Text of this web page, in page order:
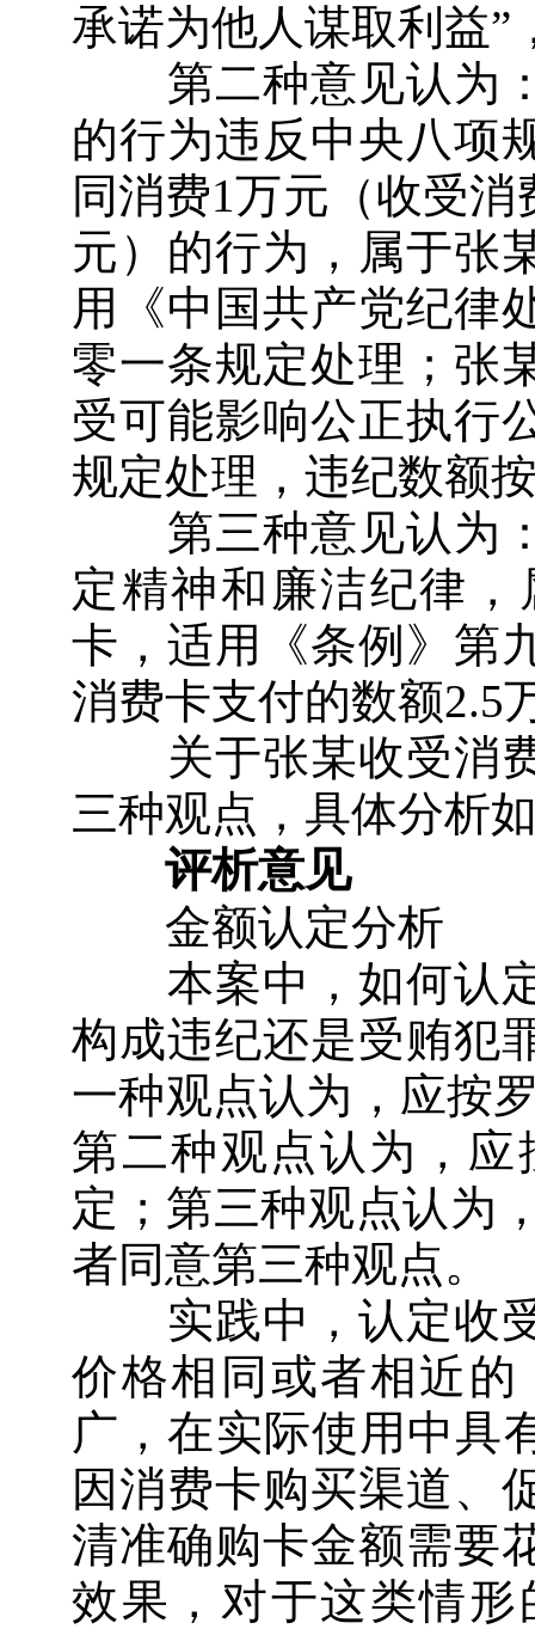
承诺为他人谋取利益
第二种意见认为：
的行为违反中央八项
同消费1万元（收受
元）的行为，属于张
用《中国共产党纪律
零一条规定处理；张
受可能影响公正执行
规定处理，违纪数额
第三种意见认为：
定精神和廉洁纪律
卡，适用《条例》第
消费卡支付的数额2.5
关于张某收受消费
三种观点，具体分析
评析意见
金额认定分析
本案中，如何认定
构成违纪还是受贿犯
一种观点认为，应按
第二种观点认为，
定；第三种观点认为
者同意第三种观点。
实践中，认定收受
价格相同或者相近
广，在实际使用中具
因消费卡购买渠道、
清准确购卡金额需要
效果，对于这类情